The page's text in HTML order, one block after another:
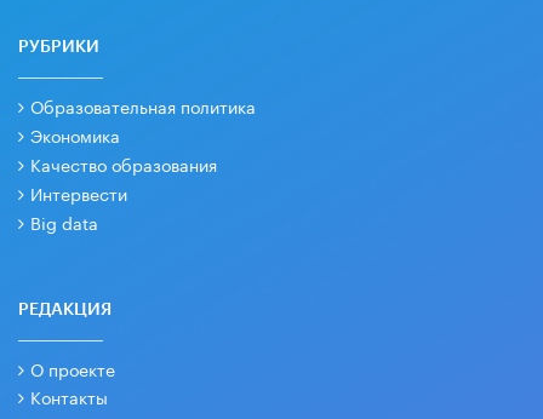
РУБРИКИ
Образовательная политика
Экономика
Качество образования
Интервести
Big data
РЕДАКЦИЯ
О проекте
Контакты